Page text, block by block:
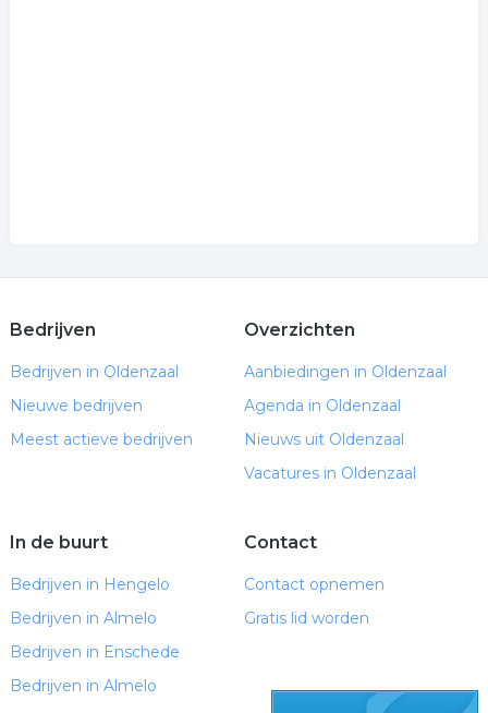
Bedrijven
Bedrijven in Oldenzaal
Nieuwe bedrijven
Meest actieve bedrijven
Overzichten
Aanbiedingen in Oldenzaal
Agenda in Oldenzaal
Nieuws uit Oldenzaal
Vacatures in Oldenzaal
In de buurt
Bedrijven in Hengelo
Bedrijven in Almelo
Bedrijven in Enschede
Bedrijven in Almelo
Contact
Contact opnemen
Gratis lid worden